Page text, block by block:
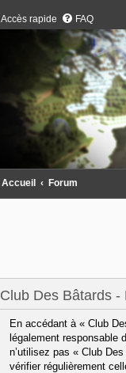
Accès rapide FAQ
Accueil Forum
Club Des Bâtards -
En accédant à « Club
légalement responsable
n’utilisez pas « Club
vérifier régulièrement